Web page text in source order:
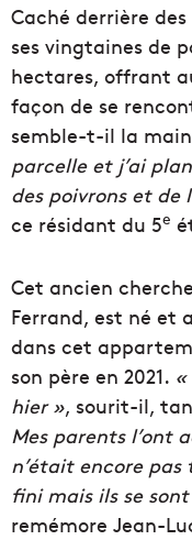
Caché derrière
ses vingtaines de
hectares, offrant
façon de se
semble-t-il la
parcelle et j’ai
des poivrons et de
ce résidant du 5e
Cet ancien
Ferrand, est né et
dans cet
son père en 2021.
hier », sourit-il,
Mes parents l’ont
n’était encore pas
fini mais ils se
remémore Jean-